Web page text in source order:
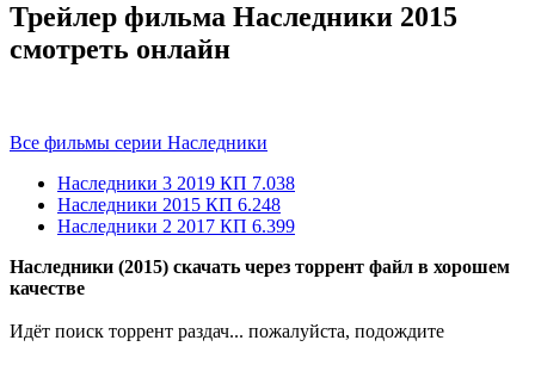
Трейлер фильма Наследники 2015
смотреть онлайн
Все фильмы серии Наследники
Наследники 3 2019 КП 7.038
Наследники 2015 КП 6.248
Наследники 2 2017 КП 6.399
Наследники (2015) скачать через торрент файл в хорошем
качестве
Идёт поиск торрент раздач... пожалуйста, подождите